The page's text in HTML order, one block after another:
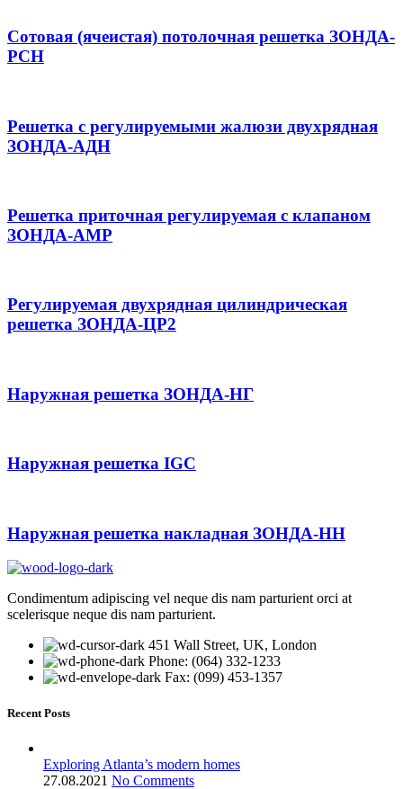
Сотовая (ячеистая) потолочная решетка ЗОНДА-
РСН
Решетка с регулируемыми жалюзи двухрядная
ЗОНДА-АДН
Решетка приточная регулируемая с клапаном
ЗОНДА-АМР
Регулируемая двухрядная цилиндрическая
решетка ЗОНДА-ЦР2
Наружная решетка ЗОНДА-НГ
Наружная решетка IGC
Наружная решетка накладная ЗОНДА-НН
Condimentum adipiscing vel neque dis nam parturient orci at
scelerisque neque dis nam parturient.
451 Wall Street, UK, London
Phone: (064) 332-1233
Fax: (099) 453-1357
Recent Posts
Exploring Atlanta’s modern homes
27.08.2021 No Comments